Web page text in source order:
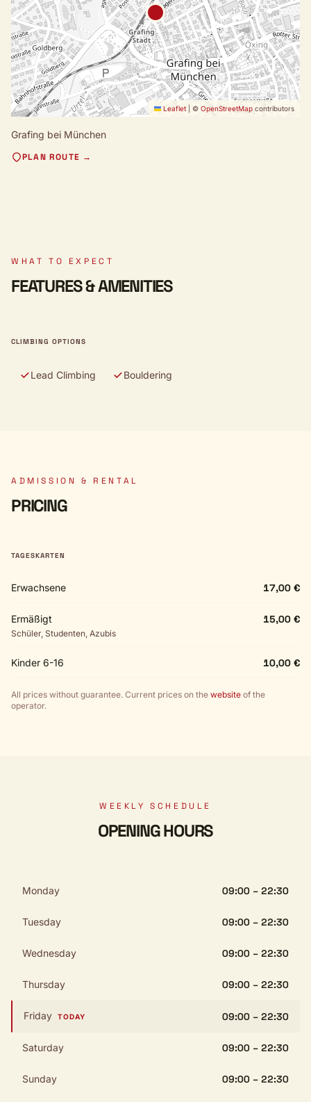
Leaflet © OpenStreetMap contributors
Grafing bei München
PLAN ROUTE →
WHAT TO EXPECT
FEATURES & AMENITIES
CLIMBING OPTIONS
Lead Climbing Bouldering
ADMISSION & RENTAL
PRICING
TAGESKARTEN
Erwachsene 17,00 €
Ermäßigt
Schüler, Studenten, Azubis
15,00 €
Kinder 6-16 10,00 €
All prices without guarantee. Current prices on the website of the
operator.
WEEKLY SCHEDULE
OPENING HOURS
Monday 09:00 – 22:30
Tuesday 09:00 – 22:30
Wednesday 09:00 – 22:30
Thursday 09:00 – 22:30
Friday TODAY 09:00 – 22:30
Saturday 09:00 – 22:30
Sunday 09:00 – 22:30